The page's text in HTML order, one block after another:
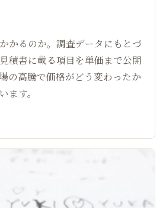
かるのか。調査データにもとづ
積書に載る項目を単価まで公開
の高騰で価格がどう変わったか
ます。